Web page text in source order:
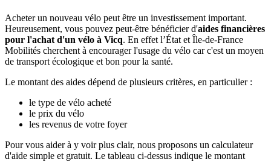
Acheter un nouveau vélo peut être un investissement important.
Heureusement, vous pouvez peut-être bénéficier d'aides financières
pour l'achat d'un vélo à Vicq. En effet l’État et Île-de-France
Mobilités cherchent à encourager l'usage du vélo car c'est un moyen
de transport écologique et bon pour la santé.
Le montant des aides dépend de plusieurs critères, en particulier :
le type de vélo acheté
le prix du vélo
les revenus de votre foyer
Pour vous aider à y voir plus clair, nous proposons un calculateur
d'aide simple et gratuit. Le tableau ci-dessus indique le montant